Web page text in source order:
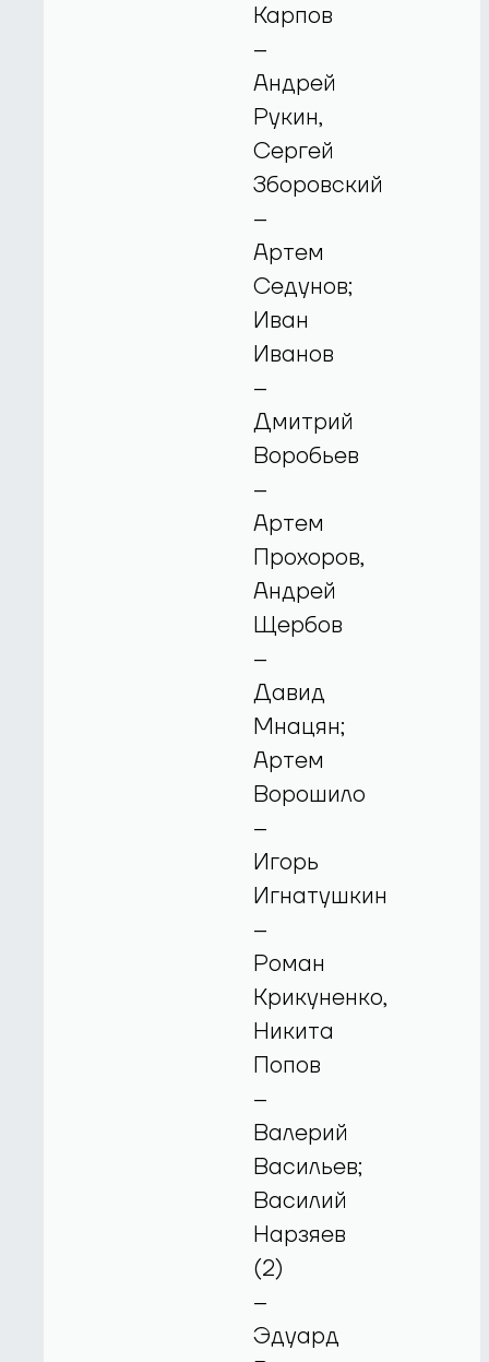
Карпов
–
Андрей
Рукин,
Сергей
Зборовский
–
Артем
Седунов;
Иван
Иванов
–
Дмитрий
Воробьев
–
Артем
Прохоров,
Андрей
Щербов
–
Давид
Мнацян;
Артем
Ворошило
–
Игорь
Игнатушкин
–
Роман
Крикуненко,
Никита
Попов
–
Валерий
Васильев;
Василий
Нарзяев
(2)
–
Эдуард